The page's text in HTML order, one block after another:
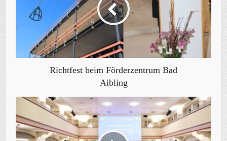
Richtfest beim Förderzentrum Bad
Aibling